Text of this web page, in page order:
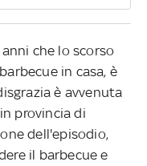
che lo scorso
in casa, è
è avvenuta
provincia di
dell'episodio,
il barbecue e